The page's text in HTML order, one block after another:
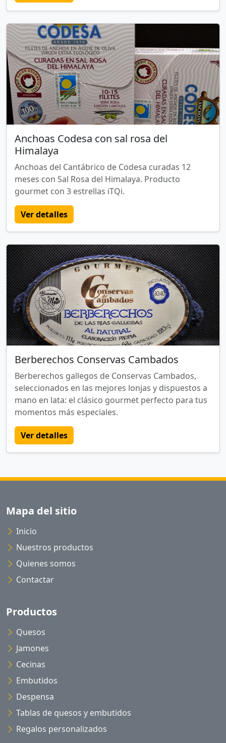
Anchoas Codesa con sal rosa del
Himalaya
Anchoas del Cantábrico de Codesa curadas 12
meses con Sal Rosa del Himalaya. Producto
gourmet con 3 estrellas iTQi.
Ver detalles
Berberechos Conservas Cambados
Berberechos gallegos de Conservas Cambados,
seleccionados en las mejores lonjas y dispuestos a
mano en lata: el clásico gourmet perfecto para tus
momentos más especiales.
Ver detalles
Mapa del sitio
Inicio
Nuestros productos
Quienes somos
Contactar
Productos
Quesos
Jamones
Cecinas
Embutidos
Despensa
Tablas de quesos y embutidos
Regalos personalizados